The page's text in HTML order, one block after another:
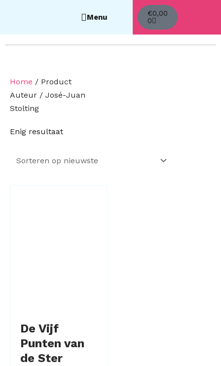
€0,00
0
Winkelwagen
Home / Product
Auteur / José-Juan
Stolting
Enig resultaat
De Vijf
Punten van
de Ster